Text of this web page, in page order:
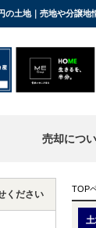
土地｜売地や分譲地
売却につ
TOP
ください